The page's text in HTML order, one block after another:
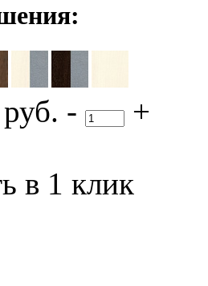
руб. -
+
в 1 клик